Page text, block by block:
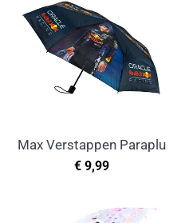
Max Verstappen Paraplu
Normale
€ 9,99